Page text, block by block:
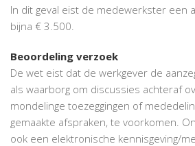
In dit geval eist de medewerkster een
bijna € 3.500.
Beoordeling verzoek
De wet eist dat de werkgever de
als waarborg om discussies achteraf
mondelinge toezeggingen of
gemaakte afspraken, te voorkomen.
ook een elektronische kennisgeving/